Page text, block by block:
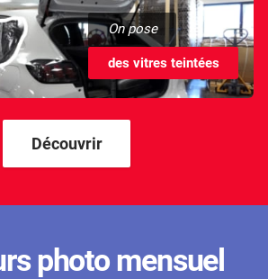
On pose
des vitres teintées
Découvrir
photo mensuel